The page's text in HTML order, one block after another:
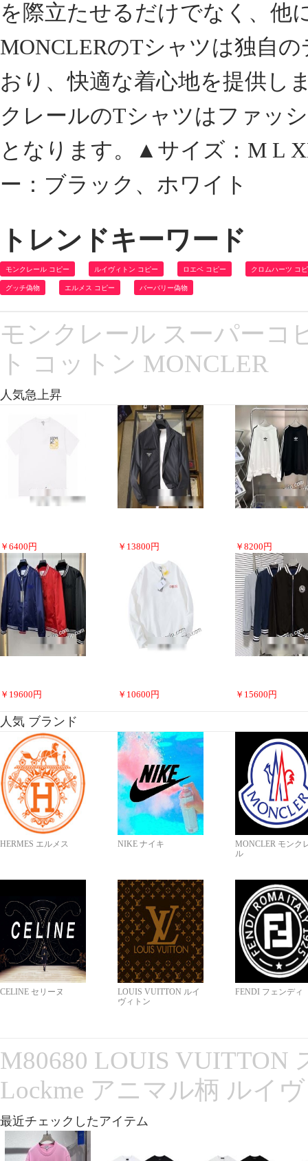
を際立たせるだけでなく、他
MONCLERのTシャツは独自
おり、快適な着心地を提供し
クレールのTシャツはファッ
となります。▲サイズ：M
ー：ブラック、ホワイト
トレンドキーワード
モンクレール コピー ルイヴィトン コピー ロエベ コピー クロムハーツ コ
グッチ偽物 エルメス コピー バーバリー偽物
モンクレール スーパーコ
ト コットン MONCLER
人気急上昇
￥ 6400 円 ￥ 13800 円 ￥ 8200 円
￥ 19600 円 ￥ 10600 円 ￥ 15600 円
人気 ブランド
HERMES エルメス NIKE ナイキ
MONCLER モンク
ル
CELINE セリーヌ
LOUIS VUITTON ルイ
ヴィトン
FENDI フェンディ
M80680 LOUIS VUITTON
Lockme アニマル柄 ルイ
最近チェックしたアイテム